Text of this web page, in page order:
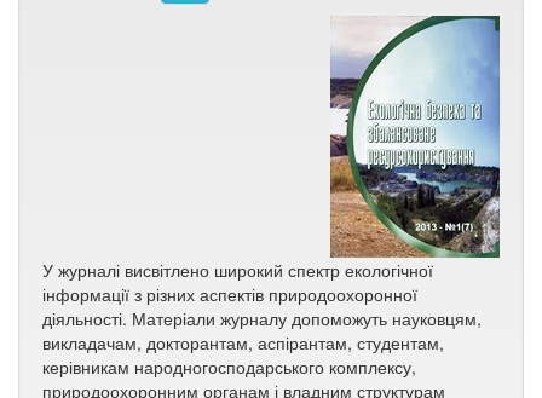
У журналі висвітлено широкий спектр екологічної
інформації з різних аспектів природоохоронної
діяльності. Матеріали журналу допоможуть науковцям,
викладачам, докторантам, аспірантам, студентам,
керівникам народногосподарського комплексу,
природоохоронним органам і владним структурам